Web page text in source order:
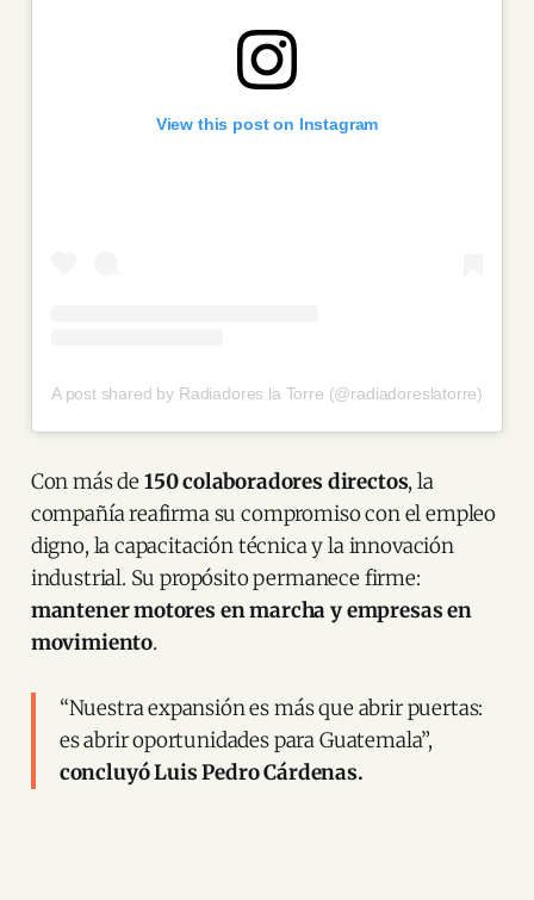
View this post on Instagram
A post shared by Radiadores la Torre (@radiadoreslatorre)
Con más de 150 colaboradores directos, la
compañía reafirma su compromiso con el empleo
digno, la capacitación técnica y la innovación
industrial. Su propósito permanece firme:
mantener motores en marcha y empresas en
movimiento.
“Nuestra expansión es más que abrir puertas:
es abrir oportunidades para Guatemala”,
concluyó Luis Pedro Cárdenas.